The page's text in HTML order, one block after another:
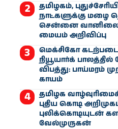
தமிழகம்,
நாட்களுக்கு மழை
சென்னை வானிலை
மையம் அறிவிப்பு
மெக்சிகோ
நியூயார்க் பாலத்தில்
விபத்து: பாய்மரம்
காயம்
தமிழக
புதிய கொடி
புலிக்கொடியுடன்
வேல்முருகன்